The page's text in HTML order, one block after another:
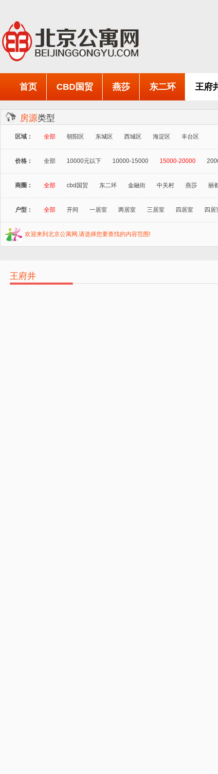
首页 CBD国贸 燕莎 东二环 王府
房源类型
区域： 全部 朝阳区 东城区 西城区 海淀区 丰台区
价格： 全部 10000元以下 10000-15000 15000-20000
商圈： 全部 cbd国贸 东二环 金融街 中关村 燕莎 丽
户型： 全部 开间 一居室 两居室 三居室 四居室 四居
欢迎来到北京公寓网,请选择您要查找的内容范围!
王府井